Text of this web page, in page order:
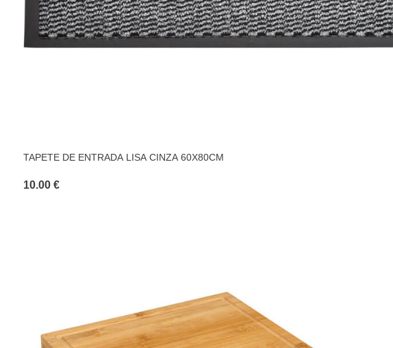
TAPETE DE ENTRADA LISA CINZA 60X80CM
10.00 €